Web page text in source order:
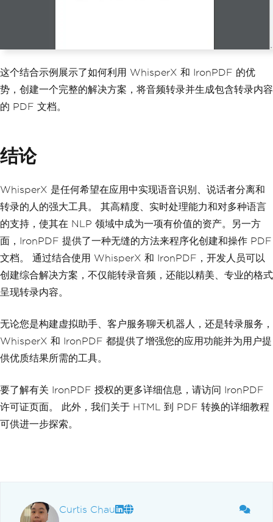
这个结合示例展示了如何利用 WhisperX 和 IronPDF 的优
势，创建一个完整的解决方案，将音频转录并生成包含转录内容
的 PDF 文档。
结论
WhisperX 是任何希望在应用中实现语音识别、说话者分离和
转录的人的强大工具。 其高精度、实时处理能力和对多种语言
的支持，使其在 NLP 领域中成为一项有价值的资产。另一方
面，IronPDF 提供了一种无缝的方法来程序化创建和操作 PDF
文档。 通过结合使用 WhisperX 和 IronPDF，开发人员可以
创建综合解决方案，不仅能转录音频，还能以精美、专业的格式
呈现转录内容。
无论您是构建虚拟助手、客户服务聊天机器人，还是转录服务，
WhisperX 和 IronPDF 都提供了增强您的应用功能并为用户提
供优质结果所需的工具。
要了解有关 IronPDF 授权的更多详细信息，请访问 IronPDF
许可证页面。 此外，我们关于 HTML 到 PDF 转换的详细教程
可供进一步探索。
Curtis Chau